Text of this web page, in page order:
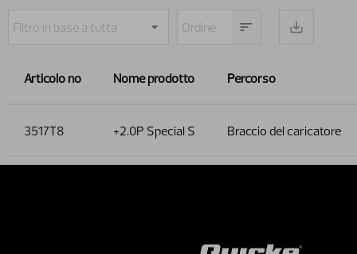
Articolo no Nome prodotto Percorso
3517T8 +2.0P Special S Braccio del caricatore